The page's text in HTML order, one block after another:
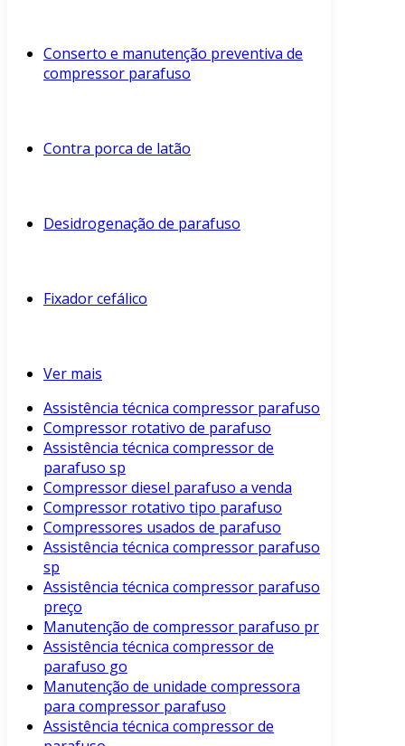
Conserto e manutenção preventiva de
compressor parafuso
Contra porca de latão
Desidrogenação de parafuso
Fixador cefálico
Ver mais
Assistência técnica compressor parafuso
Compressor rotativo de parafuso
Assistência técnica compressor de
parafuso sp
Compressor diesel parafuso a venda
Compressor rotativo tipo parafuso
Compressores usados de parafuso
Assistência técnica compressor parafuso
sp
Assistência técnica compressor parafuso
preço
Manutenção de compressor parafuso pr
Assistência técnica compressor de
parafuso go
Manutenção de unidade compressora
para compressor parafuso
Assistência técnica compressor de